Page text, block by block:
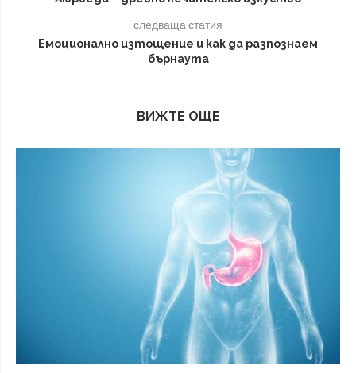
следваща статия
Емоционално изтощение и как да разпознаем
бърнаута
ВИЖТЕ ОЩЕ